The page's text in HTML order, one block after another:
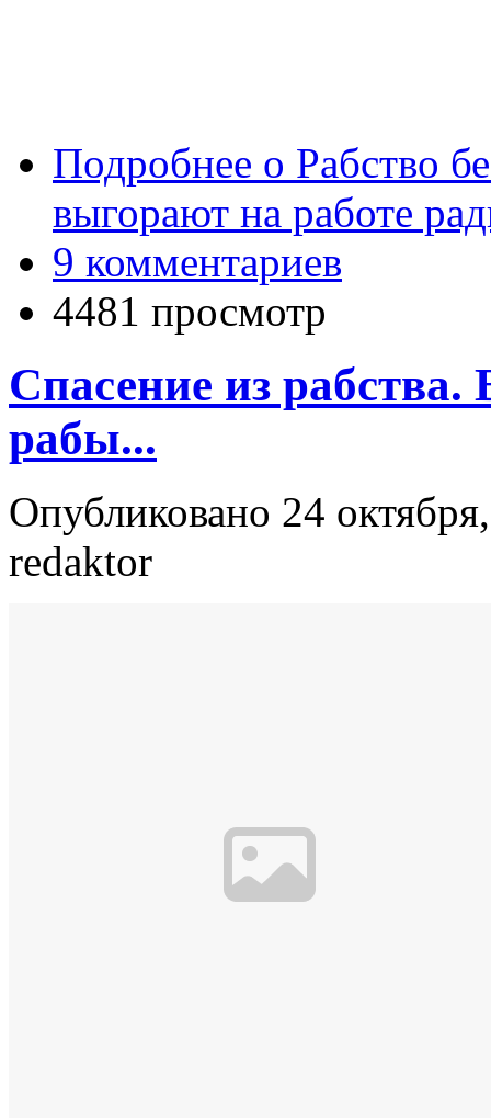
Подробнее о Рабство
выгорают на работе
9 комментариев
4481 просмотр
Спасение из рабства.
рабы...
Опубликовано 24
redaktor